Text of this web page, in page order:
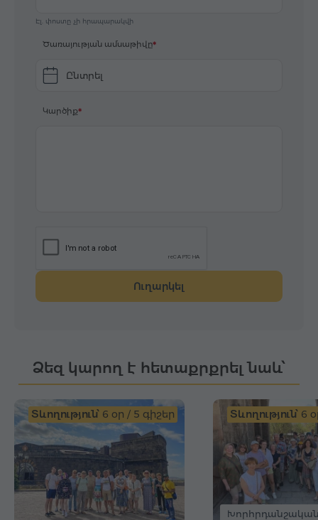
Էլ. փոստը չի հրապարակվի
Ծառայության ամսաթիվը
Ընտրել
Կարծիք
Ուղարկել
Ձեզ կարող է հետաքրքրել նաև՝
Տևողություն՝ 6 օր / 5 գիշեր Տևողություն՝ 6